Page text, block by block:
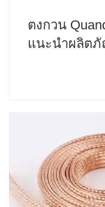
ตงกวน
แนะนำผลิต